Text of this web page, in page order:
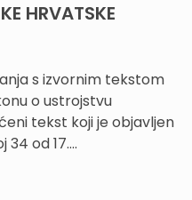
HRVATSKE
s izvornim tekstom
o ustrojstvu
tekst koji je objavljen
od 17....